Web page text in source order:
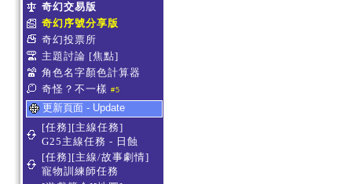
奇幻交易版
奇幻序號分享版
奇幻投票所
主題討論 [焦點]
角色名字顏色計算器
奇怪？不一樣 #5
更新頁面 - Update
[任務][主線任務]
G25主線任務 - 日蝕
[任務][主線/故事劇情]
寵物訓練師任務